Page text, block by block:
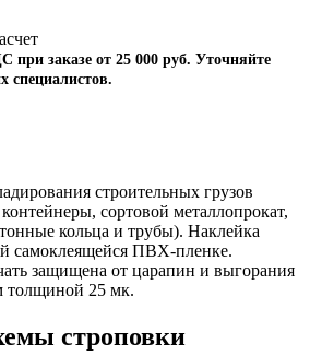
при заказе от 25 000 руб. Уточняйте
специалистов.
строительных грузов
сортовой металлопрокат,
кольца и трубы). Наклейка
самоклеящейся ПВХ-пленке.
защищена от царапин и выгорания
толщиной 25 мк.
строповки